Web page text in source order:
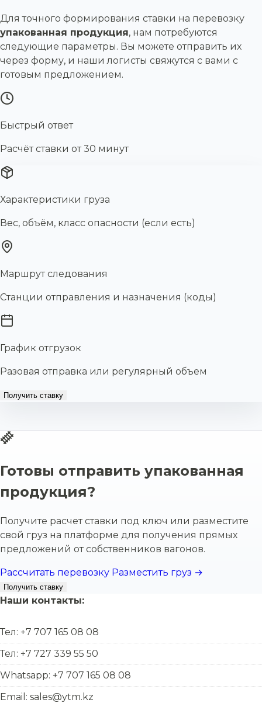
Для точного формирования ставки на перевозку
упакованная продукция, нам потребуются
следующие параметры. Вы можете отправить их
через форму, и наши логисты свяжутся с вами с
готовым предложением.
Быстрый ответ
Расчёт ставки от 30 минут
Характеристики груза
Вес, объём, класс опасности (если есть)
Маршрут следования
Станции отправления и назначения (коды)
График отгрузок
Разовая отправка или регулярный объем
Получить ставку
Готовы отправить упакованная
продукция?
Получите расчет ставки под ключ или разместите
свой груз на платформе для получения прямых
предложений от собственников вагонов.
Рассчитать перевозку Разместить груз →
Получить ставку
Наши контакты:
Тел: +7 707 165 08 08
Тел: +7 727 339 55 50
Whatsapp: +7 707 165 08 08
Email: sales@ytm.kz